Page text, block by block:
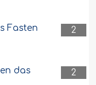
2
Fasten
2
das